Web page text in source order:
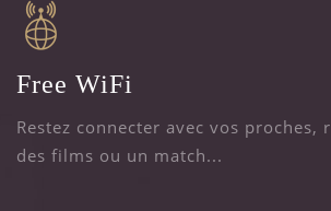
Free WiFi
Restez connecter avec vos proches,
des films ou un match...